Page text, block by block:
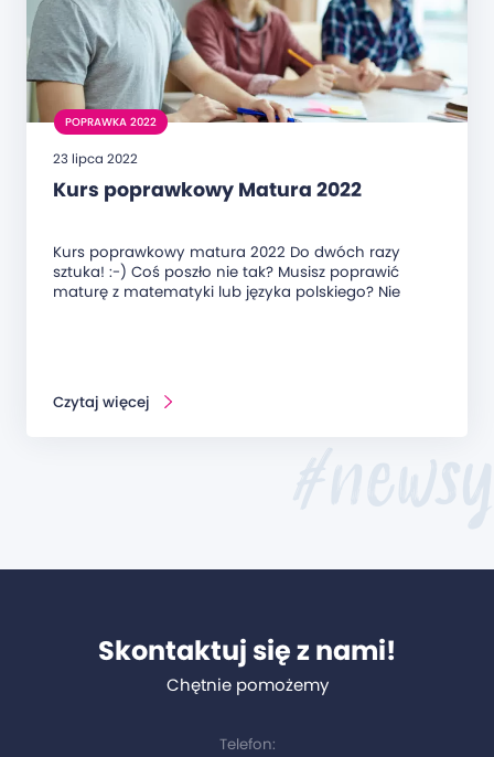
POPRAWKA 2022
23 lipca 2022
Kurs poprawkowy Matura 2022
Kurs poprawkowy matura 2022 Do dwóch razy
sztuka! :-) Coś poszło nie tak? Musisz poprawić
maturę z matematyki lub języka polskiego? Nie
Czytaj więcej
#newsy
Skontaktuj się z nami!
Chętnie pomożemy
Telefon: